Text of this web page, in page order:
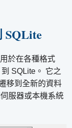
SQLite
於在各種格式
SQLite。 它之
移到全新的資料
服器或本機系統